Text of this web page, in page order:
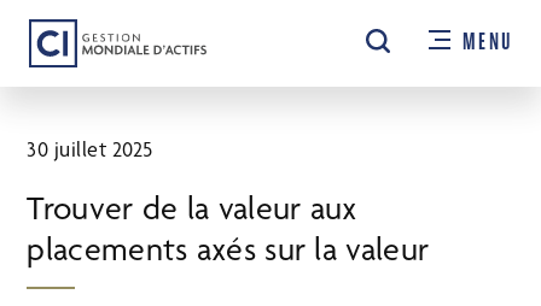
Passer
contenu
MENU
30 juillet 2025
Trouver de la valeur aux
placements axés sur la valeur